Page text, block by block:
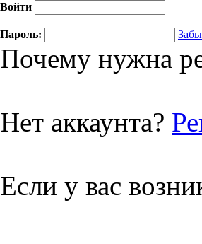
Войти
Пароль:
Почему нужна
Нет аккаунта?
Если у вас